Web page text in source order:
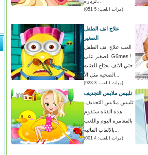
(مرات اللعب: 5 051)
علاج انف الطفل
الصغير
العب علاج انف الطفل
الصغير على G6mes !
حتي الانف يحتاج للعنايه
(مرات اللعب: 3 923)
تلبيس ملابس التجديف
تلبيس ملابس التجديف.
هذه الفتاه ستقوم
بالمغامره اليوم واللعب
(مرات اللعب: 4 001)